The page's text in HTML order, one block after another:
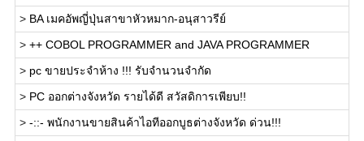
> BA เมคอัพญี่ปุ่นสาขาหัวหมาก-อนุสาวรีย์
> ++ COBOL PROGRAMMER and JAVA PROGRAMMER
> pc ขายประจำห้าง !!! รับจำนวนจำกัด
> PC ออกต่างจังหวัด รายได้ดี สวัสดิการเพียบ!!
> -::- พนักงานขายสินค้าไอทีออกบูธต่างจังหวัด ด่วน!!!